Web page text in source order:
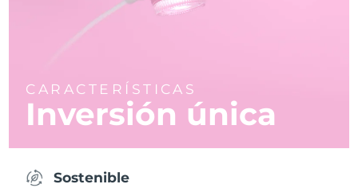
CARACTERÍSTICAS
Inversión única
Sostenible